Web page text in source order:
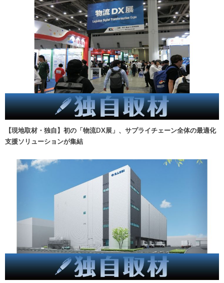
【現地取材・独自】初の「物流DX展」、サプライチェーン全体の最適化
支援ソリューションが集結